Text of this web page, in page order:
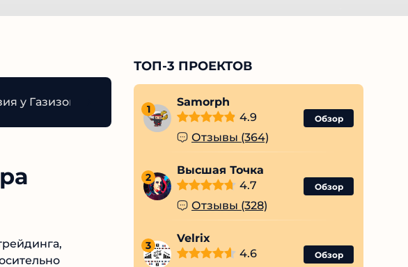
у Газизова? Стоимость обучения у Крипто Сенсея
ТОП-3 ПРОЕКТОВ
Samorph
4.9
Отзывы (364)
Обзор
2
Высшая Точка
4.7
Отзывы (328)
Обзор
3
Velrix
4.6
Обзор